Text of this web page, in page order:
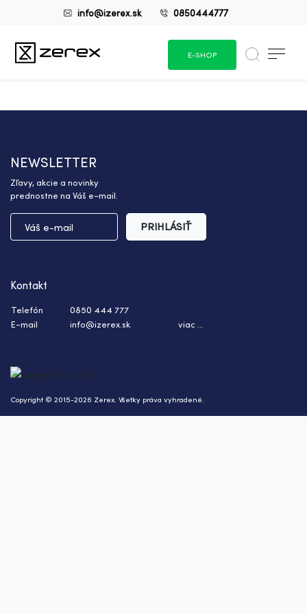
info@izerex.sk 0850444777
E-SHOP
NEWSLETTER
Zľavy, akcie a novinky
prednostne na Váš e-mail.
PRIHLÁSIŤ
Copyright © 2015-2026 Zerex. Všetky práva vyhradené.
Kontakt
Telefón
0850 444 777
E-mail
info@izerex.sk viac ...